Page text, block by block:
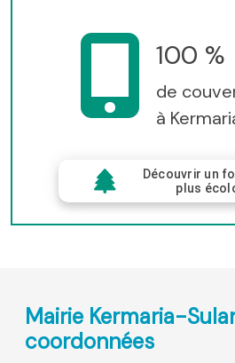
100 %
de
à
Découvrir un
plus
Mairie Kermaria-
coordonnées